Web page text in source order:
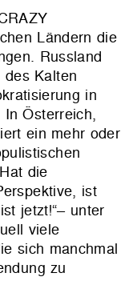
Ländern die
Russland
Kalten
in
Österreich,
ein mehr oder
die
ist
jetzt!“– unter
viele
sich manchmal
zu